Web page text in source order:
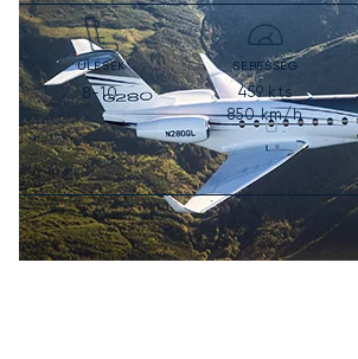
ÜLÉSEK
8-10
SEBESSÉG
459kts
850km/h